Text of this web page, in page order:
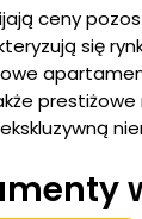
ceny
się
prestiżowe
ekskluzywną